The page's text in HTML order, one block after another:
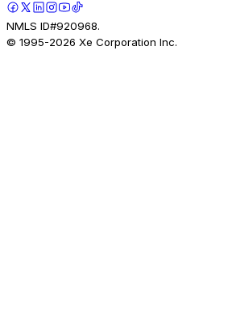
NMLS ID#920968.
© 1995-2026 Xe Corporation Inc.